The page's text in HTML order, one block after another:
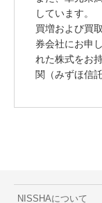
しています。
買増および買
券会社にお申
れた株式をお
関（みずほ信
NISSHAについて